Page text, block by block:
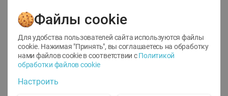
- 12
Файлы cookie
Для удобства пользователей сайта используются файлы
cookie. Нажимая "Принять", вы соглашаетесь на обработку
нами файлов cookie в соответствии с Политикой
обработки файлов cookie
Настроить